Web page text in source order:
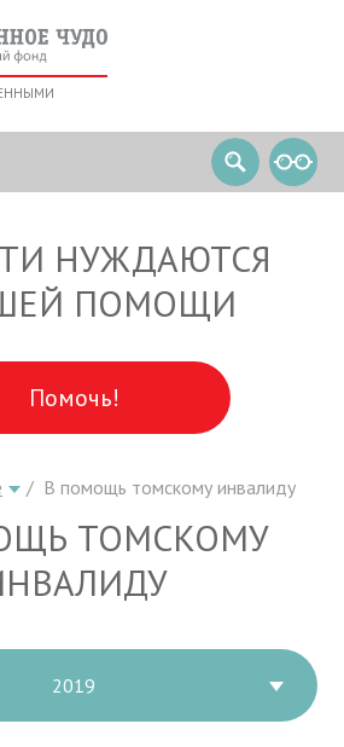
НУЖДАЮТСЯ
ПОМОЩИ
Помочь!
В помощь томскому инвалиду
ТОМСКОМУ
2019